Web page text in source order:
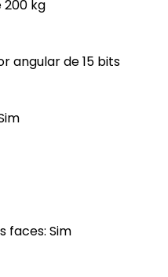
200 kg
angular de 15 bits
faces: Sim